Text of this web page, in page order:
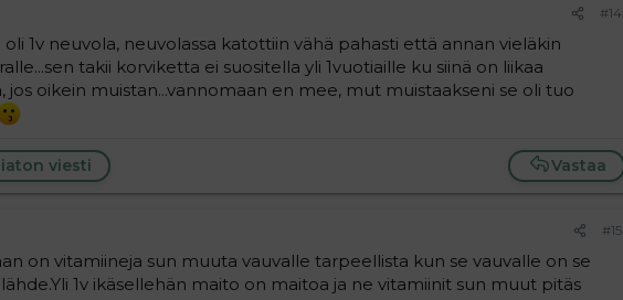
#14
oli 1v neuvola, neuvolassa katottiin vähä pahasti että annan vieläkin
takii korviketta ei suositella yli 1vuotiaille ku siinä on liikaa
jos oikein muistan...vannomaan en mee, mut muistaakseni se oli tuo
Vastaa
viesti
#15
on vitamiineja sun muuta vauvalle tarpeellista kun se vauvalle on se
1v ikäsellehän maito on maitoa ja ne vitamiinit sun muut pitäs